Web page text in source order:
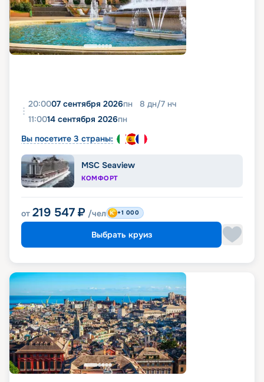
20:0007 сентября 2026пн 8 дн/7 нч
11:0014 сентября 2026пн
Вы посетите 3 страны:
MSC Seaview
КОМФОРТ
от 219 547 ₽ /чел +1 000
Выбрать круиз